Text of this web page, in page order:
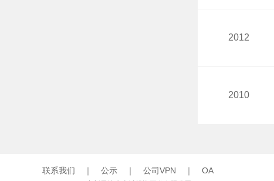
2012
2010
联系我们 ｜ 公示 ｜ 公司VPN ｜ OA